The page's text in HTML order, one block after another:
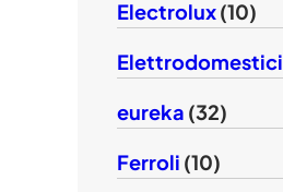
Electrolux(10)
Elettrodomestici
eureka (32)
Ferroli (10)